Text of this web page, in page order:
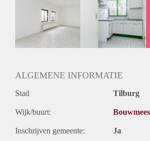
ALGEMENE INFORMATIE
Stad Tilburg
Wijk/buurt:
Inschrijven gemeente: Ja